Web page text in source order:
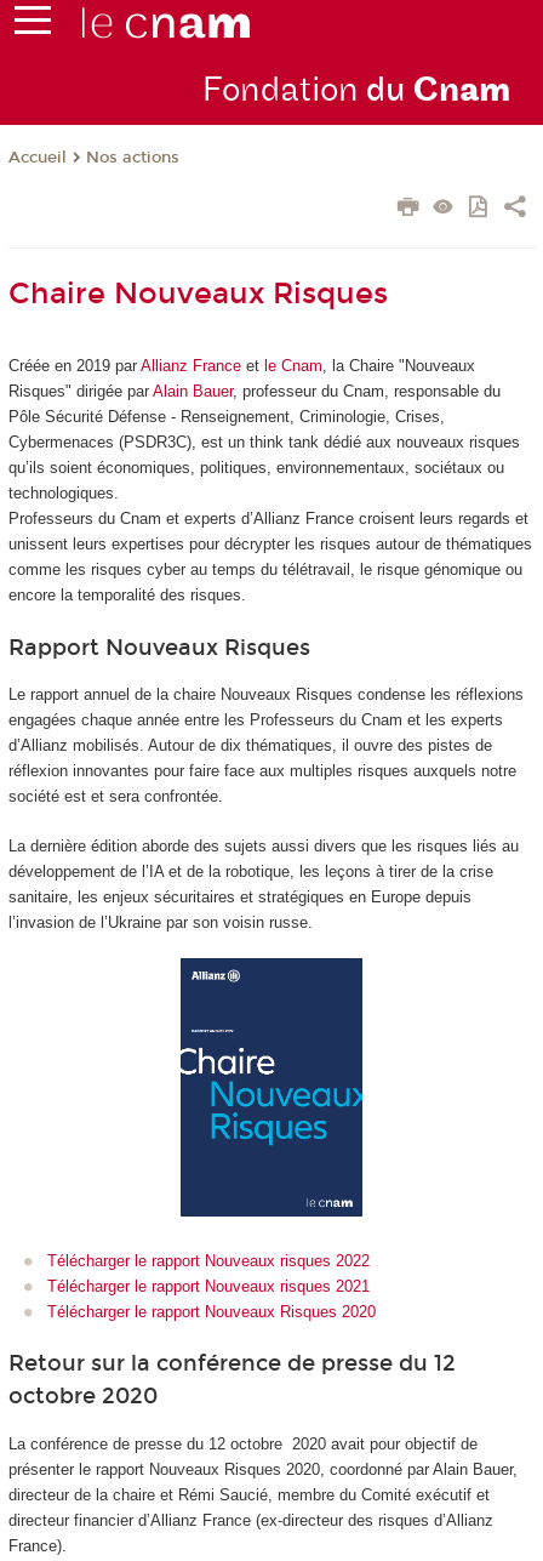
Fondation du Cnam
Accueil Nos actions
Chaire Nouveaux Risques
Créée en 2019 par Allianz Franceet le Cnam, la Chaire "Nouveaux
Risques" dirigée par Alain Bauer, professeur du Cnam, responsable du
Pôle Sécurité Défense - Renseignement, Criminologie, Crises,
Cybermenaces (PSDR3C), est un think tank dédié aux nouveaux risques
qu’ils soient économiques, politiques, environnementaux, sociétaux ou
technologiques.
Professeurs du Cnam et experts d’Allianz France croisent leurs regards et
unissent leurs expertises pour décrypter les risques autour de thématiques
comme les risques cyber au temps du télétravail, le risque génomique ou
encore la temporalité des risques.
Rapport Nouveaux Risques
Le rapport annuel de la chaire Nouveaux Risques condense les réflexions
engagées chaque année entre les Professeurs du Cnam et les experts
d’Allianz mobilisés. Autour de dix thématiques, il ouvre des pistes de
réflexion innovantes pour faire face aux multiples risques auxquels notre
société est et sera confrontée.
La dernière édition aborde des sujets aussi divers que les risques liés au
développement de l’IA et de la robotique, les leçons à tirer de la crise
sanitaire, les enjeux sécuritaires et stratégiques en Europe depuis
l’invasion de l’Ukraine par son voisin russe.
Télécharger le rapport Nouveaux risques 2022
Télécharger le rapport Nouveaux risques 2021
Télécharger le rapport Nouveaux Risques 2020
Retour sur la conférence de presse du 12
octobre 2020
La conférence de presse du 12 octobre 2020 avait pour objectif de
présenter le rapport Nouveaux Risques 2020, coordonné par Alain Bauer,
directeur de la chaire et Rémi Saucié, membre du Comité exécutif et
directeur financier d’Allianz France (ex-directeur des risques d’Allianz
France).